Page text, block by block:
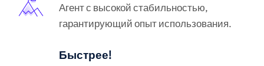
Агент с высокой стабильностью,
гарантирующий опыт использования.
Быстрее!